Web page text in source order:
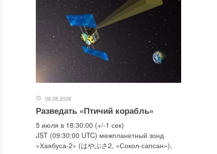
06.08.2026
Разведать «Птичий корабль»
5 июля в 18:30:00 (+/-1 сек)
JST (09:30:00 UTC) межпланетный зонд
«Хаябуса-2» (はやぶさ2, «Сокол-сапсан»),